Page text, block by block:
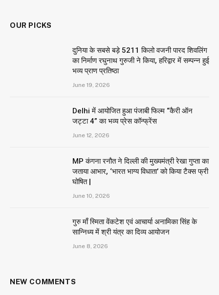
OUR PICKS
दुनिया के सबसे बड़े 5211 किलो वजनी पारद शिवलिंग
का निर्माण रघुनाथ गुरुजी ने किया, हरिद्वार में सम्पन्न हुई
भव्य प्राण प्रतिष्ठा
June 19, 2026
Delhi में आयोजित हुआ पंजाबी फिल्म “कैरी ऑन
जट्टा 4” का भव्य प्रेस कॉन्फ्रेंस
June 12, 2026
MP कंगना रनौत ने दिल्ली की मुख्यमंत्री रेखा गुप्ता का
जताया आभार, ‘भारत भाग्य विधाता’ को किया टैक्स फ्री
घोषित |
June 10, 2026
गुरु माँ स्मिता वेंकटेश एवं आचार्या अनामिका सिंह के
सान्निध्य में श्री यंत्र का दिव्य आयोजन
June 8, 2026
NEW COMMENTS